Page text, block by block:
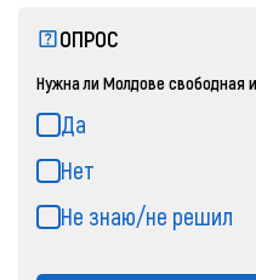
ОПРОС
Нужна ли Молдове свободная
Да
Нет
Не знаю/не решил